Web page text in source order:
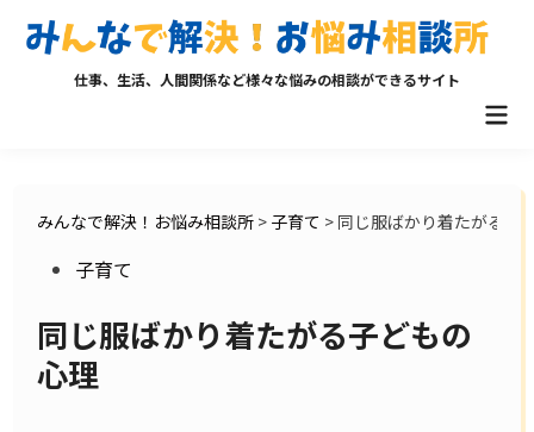
仕事、生活、人間関係など様々な悩みの相談ができるサイト
みんなで解決！お悩み相談所 > 子育て > 同じ服ばかり着たがる子
Posted子育て
同じ服ばかり着たがる子どもの
心理